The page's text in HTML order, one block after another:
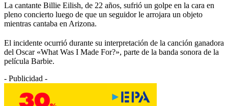
La cantante Billie Eilish, de 22 años, sufrió un golpe en la cara en
pleno concierto luego de que un seguidor le arrojara un objeto
mientras cantaba en Arizona.
El incidente ocurrió durante su interpretación de la canción ganadora
del Oscar «What Was I Made For?», parte de la banda sonora de la
película Barbie.
- Publicidad -